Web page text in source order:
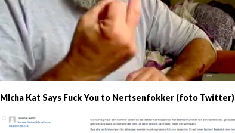
MIcha Kat Says Fuck You to Nertsenfokker (foto Twitter)